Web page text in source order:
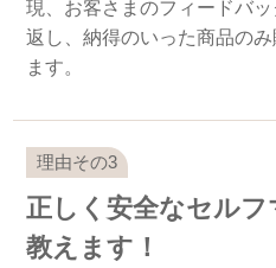
現、お客さまのフィードバ
返し、納得のいった商品の
ます。
正しく安全なセル
教えます！